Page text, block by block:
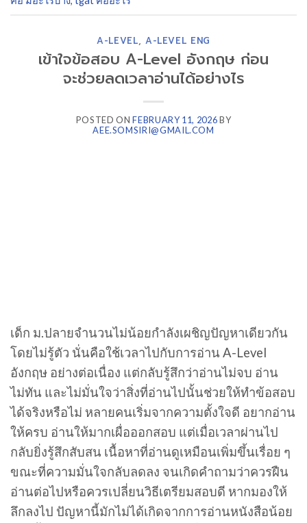
A-LEVEL, A-LEVEL ENG
เข้าใจข้อสอบ A-Level อังกฤษ ก่อน
จะช่วยลดเวลาอ่านได้อย่างไร
POSTED ONFEBRUARY 11, 2026BY
AEE.SOMSIRI@GMAIL.COM
เด็ก ม.ปลายจำนวนไม่น้อยกำลังเผชิญปัญหาเดียวกัน
โดยไม่รู้ตัว นั่นคือใช้เวลาไปกับการอ่าน A-Level
อังกฤษ อย่างต่อเนื่อง แต่กลับรู้สึกว่าอ่านไม่จบ อ่าน
ไม่ทัน และไม่มั่นใจว่าสิ่งที่อ่านไปนั้นช่วยให้ทำข้อสอบ
ได้จริงหรือไม่ หลายคนเริ่มจากความตั้งใจดี อยากอ่าน
ให้ครบ อ่านให้มากเผื่อออกสอบ แต่เมื่อเวลาผ่านไป
กลับยิ่งรู้สึกสับสน เนื้อหาที่อ่านดูเหมือนเพิ่มขึ้นเรื่อย ๆ
ขณะที่ความมั่นใจกลับลดลง จนเกิดคำถามว่าควรฝืน
อ่านต่อไปหรือควรเปลี่ยนวิธีเตรียมสอบดี หากมองให้
ลึกลงไป ปัญหานี้มักไม่ได้เกิดจากการอ่านหนังสือน้อย